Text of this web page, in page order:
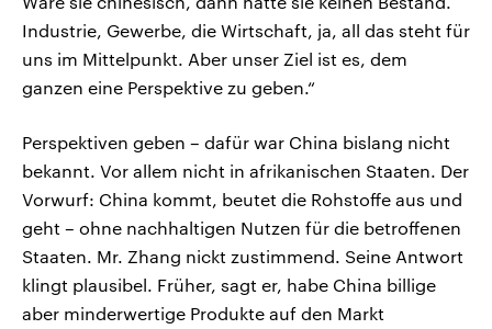
Industrie, Gewerbe, die Wirtschaft, ja, all das steht für
uns im Mittelpunkt. Aber unser Ziel ist es, dem
ganzen eine Perspektive zu geben.“
Perspektiven geben – dafür war China bislang nicht
bekannt. Vor allem nicht in afrikanischen Staaten. Der
Vorwurf: China kommt, beutet die Rohstoffe aus und
geht – ohne nachhaltigen Nutzen für die betroffenen
Staaten. Mr. Zhang nickt zustimmend. Seine Antwort
klingt plausibel. Früher, sagt er, habe China billige
aber minderwertige Produkte auf den Markt